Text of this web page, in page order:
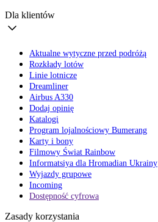
Dla klientów
Aktualne wytyczne przed podróżą
Rozkłady lotów
Linie lotnicze
Dreamliner
Airbus A330
Dodaj opinię
Katalogi
Program lojalnościowy Bumerang
Karty i bony
Filmowy Świat Rainbow
Informatsiya dla Hromadian Ukrainy
Wyjazdy grupowe
Incoming
Dostępność cyfrowa
Zasady korzystania